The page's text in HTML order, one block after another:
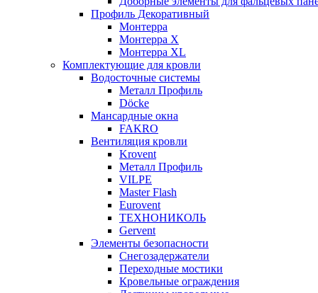
Профиль Декоративный
Монтерра
Монтерра X
Монтерра XL
Комплектующие для кровли
Водосточные системы
Металл Профиль
Döcke
Мансардные окна
FAKRO
Вентиляция кровли
Krovent
Металл Профиль
VILPE
Master Flash
Eurovent
ТЕХНОНИКОЛЬ
Gervent
Элементы безопасности
Снегозадержатели
Переходные мостики
Кровельные ограждения